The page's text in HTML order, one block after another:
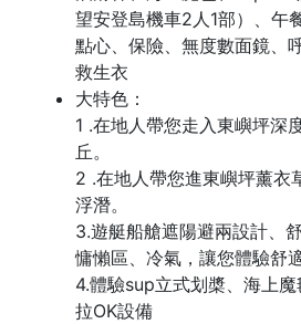
望安登島機車2人1部）、午
點心、保險、無度數面鏡、
救生衣
大特色：
1 .在地人帶您走入東嶼坪深
丘。
2 .在地人帶您進東嶼坪薰衣
浮潛。
3.遊艇船艙遮陽避兩設計、
慵懶區、冷氣，讓您體驗舒
4.體驗sup立式划槳、海上
拉OK設備